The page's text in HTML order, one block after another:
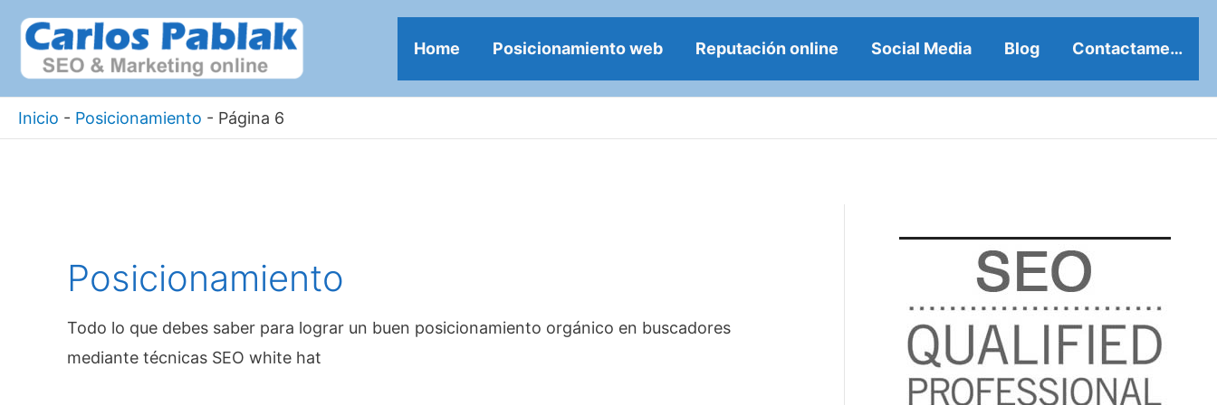
contenido
Home Posicionamiento web Reputación online Social Media Blog Contactame…
Inicio - Posicionamiento - Página 6
Posicionamiento
Todo lo que debes saber para lograr un buen posicionamiento orgánico en buscadores
mediante técnicas SEO white hat